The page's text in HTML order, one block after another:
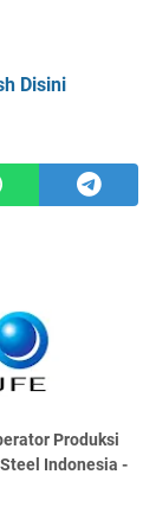
Disini
Produksi
Indonesia -